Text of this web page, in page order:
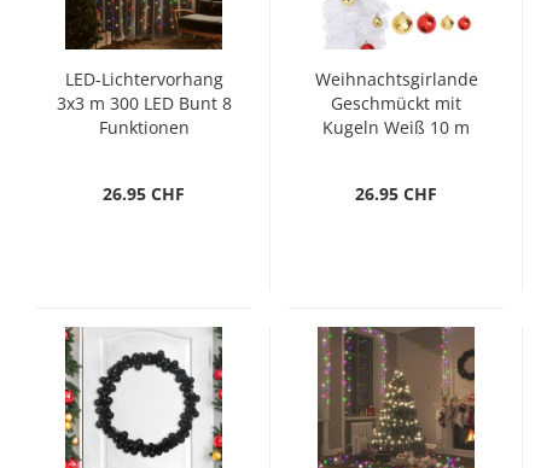
LED-Lichtervorhang
3x3 m 300 LED Bunt 8
Funktionen
26.95 CHF
Weihnachtsgirlande
Geschmückt mit
Kugeln Weiß 10 m
26.95 CHF